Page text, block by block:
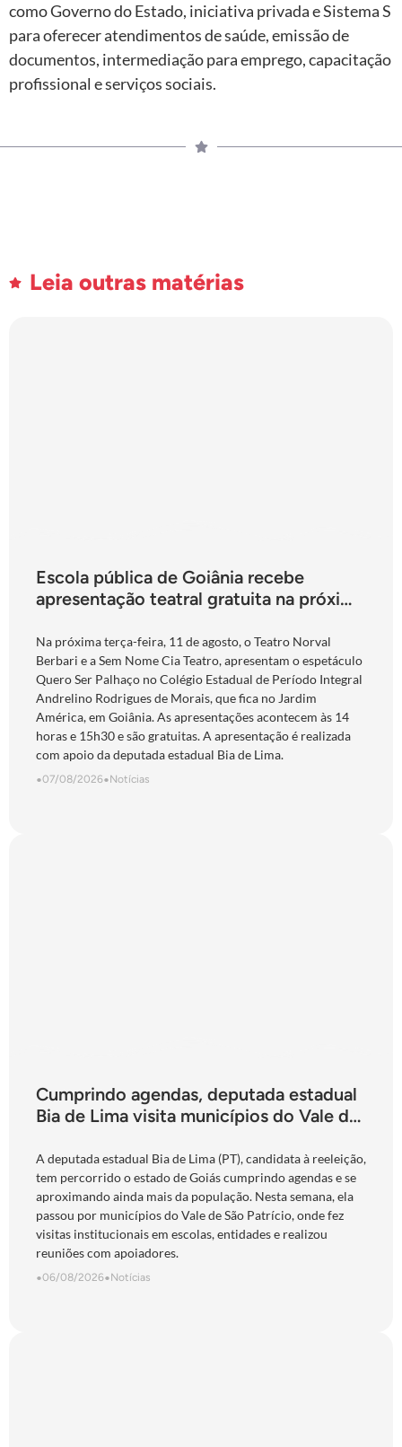
como Governo do Estado, iniciativa privada e Sistema S
para oferecer atendimentos de saúde, emissão de
documentos, intermediação para emprego, capacitação
profissional e serviços sociais.
Leia outras matérias
Escola pública de Goiânia recebe
apresentação teatral gratuita na próxima
Na próxima terça-feira, 11 de agosto, o Teatro Norval
Berbari e a Sem Nome Cia Teatro, apresentam o espetáculo
Quero Ser Palhaço no Colégio Estadual de Período Integral
Andrelino Rodrigues de Morais, que fica no Jardim
América, em Goiânia. As apresentações acontecem às 14
horas e 15h30 e são gratuitas. A apresentação é realizada
com apoio da deputada estadual Bia de Lima.
•07/08/2026•Notícias
Cumprindo agendas, deputada estadual
Bia de Lima visita municípios do Vale do
A deputada estadual Bia de Lima (PT), candidata à reeleição,
tem percorrido o estado de Goiás cumprindo agendas e se
aproximando ainda mais da população. Nesta semana, ela
passou por municípios do Vale de São Patrício, onde fez
visitas institucionais em escolas, entidades e realizou
reuniões com apoiadores.
•06/08/2026•Notícias